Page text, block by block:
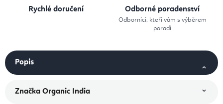
Rychlé doručení Odborné poradenství
Odborníci, kteří vám s výběrem
poradí
Popis
Značka Organic India